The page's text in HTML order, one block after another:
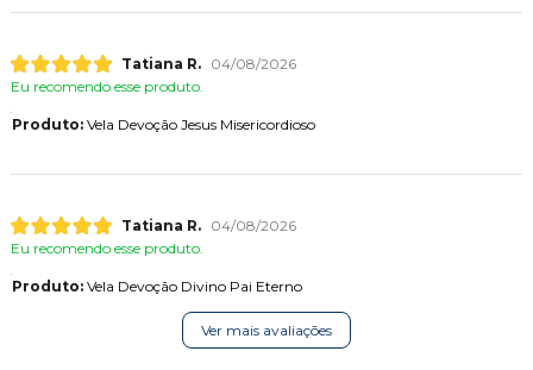
Tatiana R.
04/08/2026
Eu recomendo esse produto.
Produto:Vela Devoção Jesus Misericordioso
Tatiana R.
04/08/2026
Eu recomendo esse produto.
Produto:Vela Devoção Divino Pai Eterno
Ver mais avaliações